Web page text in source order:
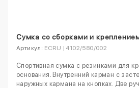
Сумка со сборками и
Артикул: ECRU | 4102/580/002
Спортивная сумка с резинками для
основания. Внутренний карман с
наружных кармана на кнопках. Две